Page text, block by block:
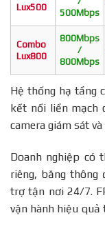
Lux500
500Mbps
Combo
Lux800
800Mbps
/
800Mbps
Hệ thống hạ tầng
kết nối liền mạch
camera giám sát
Doanh nghiệp có
riêng, băng thông
trợ tận nơi 24/7.
vận hành hiệu quả